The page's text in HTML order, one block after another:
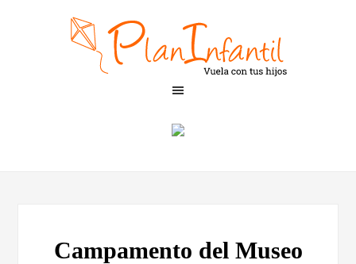
Campamento del Museo